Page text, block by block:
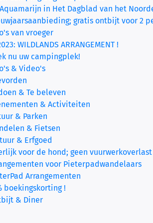
in Het Dagblad van het
gratis ontbijt voor 2
van vroeger
WILDLANDS ARRANGEMENT !
nu uw campingplek!
& Video's
& Te beleven
& Activiteiten
& Parken
& Fietsen
& Erfgoed
voor de hond; geen vuurwerkoverlast
voor Pieterpadwandelaars
Arrangementen
boekingskorting !
& Diner